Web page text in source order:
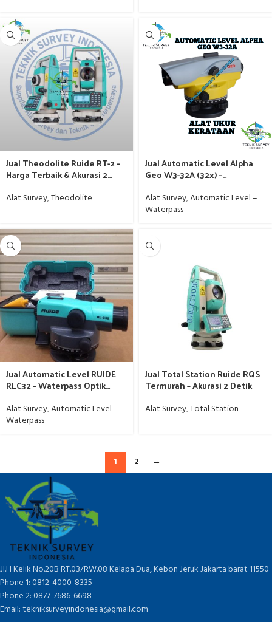
Jual Theodolite Ruide RT-2 –
Harga Terbaik & Akurasi 2
Alat Survey,Theodolite
Jual Automatic Level Alpha
Geo W3-32A (32x) –
Alat Survey,Automatic Level –
Waterpass
Jual Automatic Level RUIDE
RLC32 – Waterpass Optik
Konstruksi
Alat Survey,Automatic Level –
Waterpass
Jual Total Station Ruide RQS
Termurah – Akurasi 2 Detik
Alat Survey,Total Station
1 2 →
Jl.H Kelik No.20B RT.03/RW.08 Kelapa Dua, Kebon Jeruk Jakarta barat 11550
Phone 1: 0812-4000-8335
Phone 2: 0877-7686-6698
Email: tekniksurveyindonesia@gmail.com